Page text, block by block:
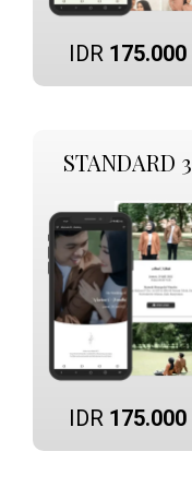
IDR 175.000
STANDARD 3
IDR 175.000